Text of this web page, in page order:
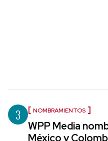
3 NOMBRAMIENTOS
WPP Media
México y